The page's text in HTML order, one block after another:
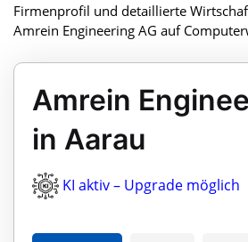
Firmenprofil und detaillierte
Amrein Engineering AG auf
Amrein
in Aarau
KI aktiv – Upgrade möglich